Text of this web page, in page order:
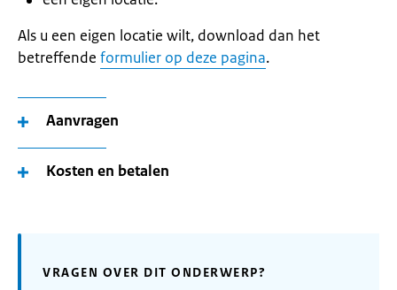
Als u een eigen locatie wilt, download dan het
betreffende formulier op deze pagina.
Aanvragen
Kosten en betalen
VRAGEN OVER DIT ONDERWERP?